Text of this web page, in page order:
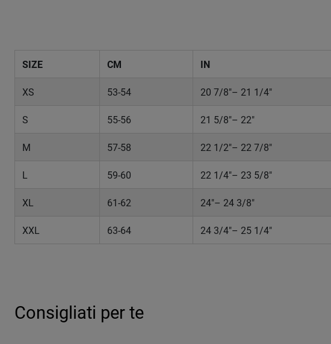
SIZE CM IN
XS 53-54 20 7/8"– 21 1/4"
S 55-56 21 5/8"– 22"
M 57-58 22 1/2"– 22 7/8"
L 59-60 22 1/4"– 23 5/8"
XL 61-62 24"– 24 3/8"
XXL 63-64 24 3/4"– 25 1/4"
Consigliati per te